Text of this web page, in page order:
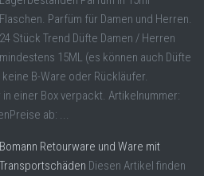
Flaschen. Parfüm für Damen und Herren.
24 Stück Trend Düfte Damen / Herren
mindestens 15ML (es können auch Düfte
B-Ware oder Rückläufer.
einer Box verpackt. Artikelnummer:
ab: ...
Bomann Retourware und Ware mit
Transportschäden Diesen Artikel finden